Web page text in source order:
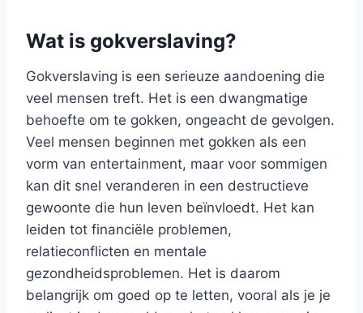
Wat is gokverslaving?
Gokverslaving is een serieuze aandoening die
veel mensen treft. Het is een dwangmatige
behoefte om te gokken, ongeacht de gevolgen.
Veel mensen beginnen met gokken als een
vorm van entertainment, maar voor sommigen
kan dit snel veranderen in een destructieve
gewoonte die hun leven beïnvloedt. Het kan
leiden tot financiële problemen,
relatieconflicten en mentale
gezondheidsproblemen. Het is daarom
belangrijk om goed op te letten, vooral als je je